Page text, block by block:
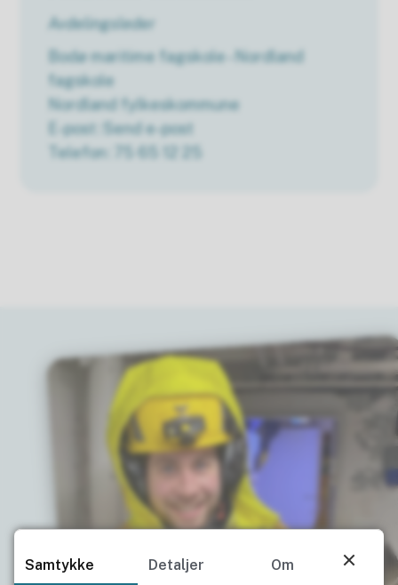
Avdelingsleder
Bodø maritime fagskole - Nordland
fagskole
Nordland fylkeskommune
E-post
Send e-post
Telefon
75 65 12 25
Samtykke Detaljer Om